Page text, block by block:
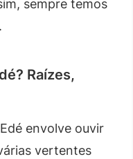
sempre temos
Raízes,
envolve ouvir
vertentes